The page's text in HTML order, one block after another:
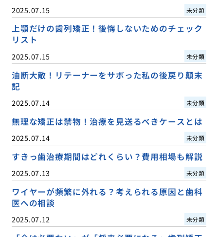
2025.07.15 未分類
上顎だけの歯列矯正！後悔しないためのチェック
リスト
2025.07.15 未分類
油断大敵！リテーナーをサボった私の後戻り顛末
記
2025.07.14 未分類
無理な矯正は禁物！治療を見送るべきケースとは
2025.07.14 未分類
すきっ歯治療期間はどれくらい？費用相場も解説
2025.07.13 未分類
ワイヤーが頻繁に外れる？考えられる原因と歯科
医への相談
2025.07.12 未分類